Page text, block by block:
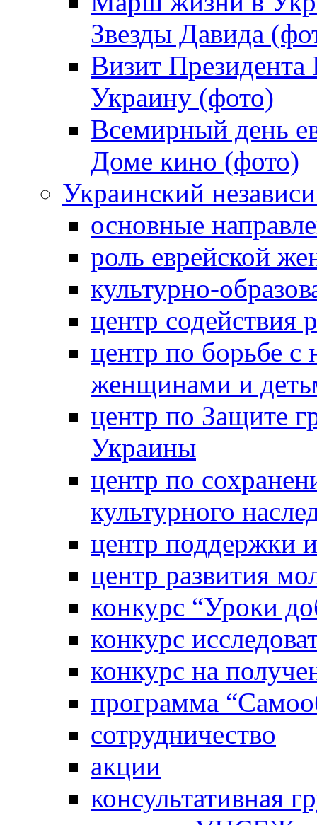
Звезды Давида
Визит
Украину (фото)
Всемирный день
Доме кино (фото)
Украинский
основные
роль еврейской
культурно-
центр содействия
центр по борьбе с
женщинами и
центр по Защите
Украины
центр по
культурного
центр поддержки
центр развития
конкурс “Уроки
конкурс
конкурс на
программа
сотрудничество
акции
консультативная